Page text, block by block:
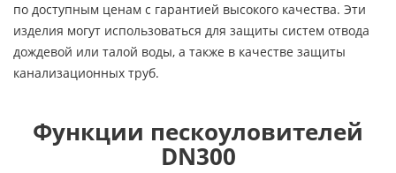
по доступным ценам с гарантией высокого качества. Эти
изделия могут использоваться для защиты систем отвода
дождевой или талой воды, а также в качестве защиты
канализационных труб.
Функции пескоуловителей
DN300